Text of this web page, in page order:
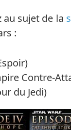
sujet de la
:
Contre-
du Jedi)